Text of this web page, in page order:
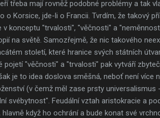
třeba mají rovněž podobné problémy a tak
o Korsice, jde-li o Francii. Tvrdím, že takový
konceptu "trvalosti", "věčnosti" a
na světě. Samozřejmě, že nic takového
století, které hranice svých státních
"věčnosti" a "trvalosti" pak vytváří
je to idea doslova směšná, neboť není více
(v čemž měl zase prsty universalismus
svébytnost". Feudální vztah aristokracie a
když ho ochrání a bude konat své